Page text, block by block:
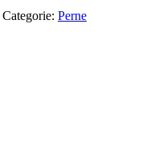
Categorie: Perne